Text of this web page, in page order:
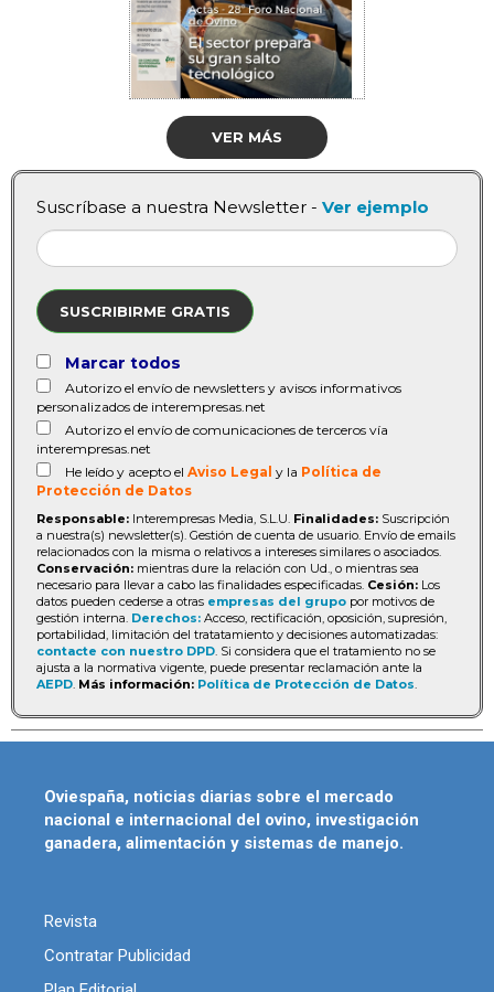
VER MÁS
Suscríbase a nuestra Newsletter - Ver ejemplo
SUSCRIBIRME GRATIS
Marcar todos
Autorizo el envío de newsletters y avisos informativos
personalizados de interempresas.net
Autorizo el envío de comunicaciones de terceros vía
interempresas.net
He leído y acepto el Aviso Legal y la Política de
Protección de Datos
Responsable: Interempresas Media, S.L.U. Finalidades: Suscripción
a nuestra(s) newsletter(s). Gestión de cuenta de usuario. Envío de emails
relacionados con la misma o relativos a intereses similares o asociados.
Conservación: mientras dure la relación con Ud., o mientras sea
necesario para llevar a cabo las finalidades especificadas. Cesión: Los
datos pueden cederse a otras empresas del grupo por motivos de
gestión interna. Derechos: Acceso, rectificación, oposición, supresión,
portabilidad, limitación del tratatamiento y decisiones automatizadas:
contacte con nuestro DPD . Si considera que el tratamiento no se
ajusta a la normativa vigente, puede presentar reclamación ante la
AEPD Más información: Política de Protección de Datos
Oviespaña, noticias diarias sobre el mercado
nacional e internacional del ovino, investigación
ganadera, alimentación y sistemas de manejo.
Revista
Contratar Publicidad